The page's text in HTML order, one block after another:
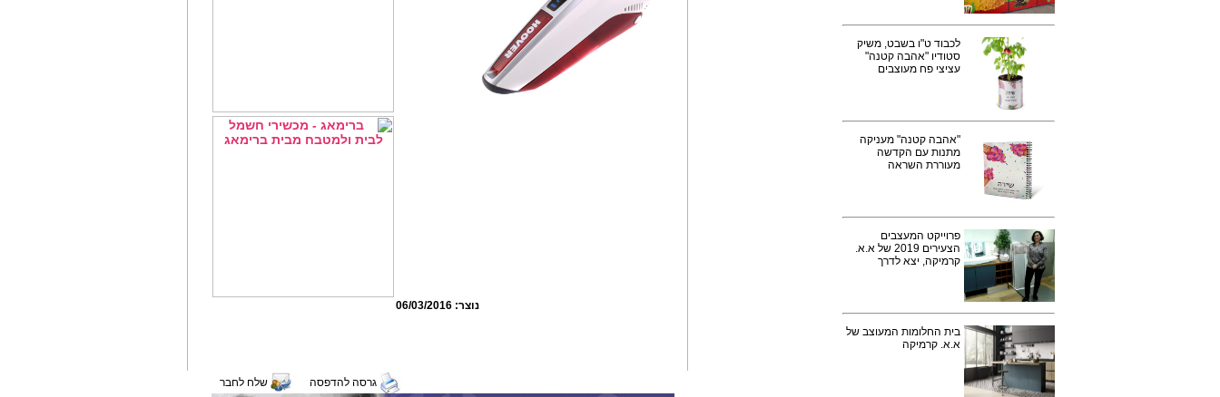
לכבוד ט"ו בשבט, משיק
סטודיו "אהבה קטנה"
עציצי פח מעוצבים
"אהבה קטנה" מעניקה
מתנות עם הקדשה
מעוררת השראה
פרוייקט המעצבים
הצעירים 2019 של א.א.
קרמיקה, יצא לדרך
בית החלומות המעוצב של
א.א. קרמיקה
נוצר: 06/03/2016
גרסה להדפסה שלח לחבר